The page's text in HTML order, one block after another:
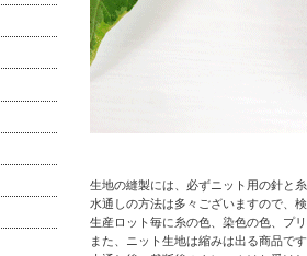
生地の縫製には、必ずニット用の針と
水通しの方法は多々ございますので、
生産ロット毎に糸の色、染色の色、プ
また、ニット生地は縮みは出る商品で